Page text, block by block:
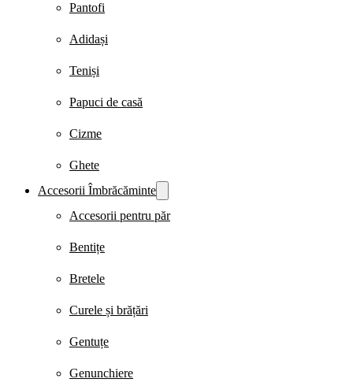
Pantofi
Adidași
Teniși
Papuci de casă
Cizme
Ghete
Accesorii Îmbrăcăminte
Accesorii pentru păr
Bentițe
Bretele
Curele și brățări
Gentuțe
Genunchiere